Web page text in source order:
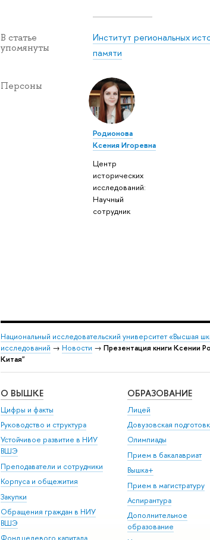
В статье
упомянуты
Институт региональных
памяти
Персоны
Родионова
Ксения Игоревна
Центр
исторических
исследований:
Научный
сотрудник
Национальный исследовательский университет «Высшая
исследований → Новости → Презентация книги Ксении
Китая"
О ВЫШКЕ
Цифры и факты
Руководство и структура
Устойчивое развитие в НИУ
ВШЭ
Преподаватели и сотрудники
Корпуса и общежития
Закупки
Обращения граждан в НИУ
ВШЭ
ОБРАЗОВАНИЕ
Лицей
Довузовская
Олимпиады
Прием в бакалавриат
Вышка+
Прием в магистратуру
Аспирантура
Дополнительное
образование